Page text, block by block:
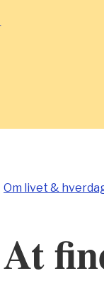
Om livet &
At